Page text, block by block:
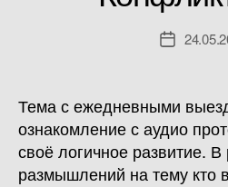
Дата
Тема с ежедневными
ознакомление с аудио
своё логичное развитие. В
размышлений на тему кто